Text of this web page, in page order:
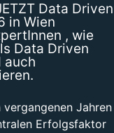
Data Driven
in Wien
, wie
Data Driven
auch
Jahren
Erfolgsfaktor